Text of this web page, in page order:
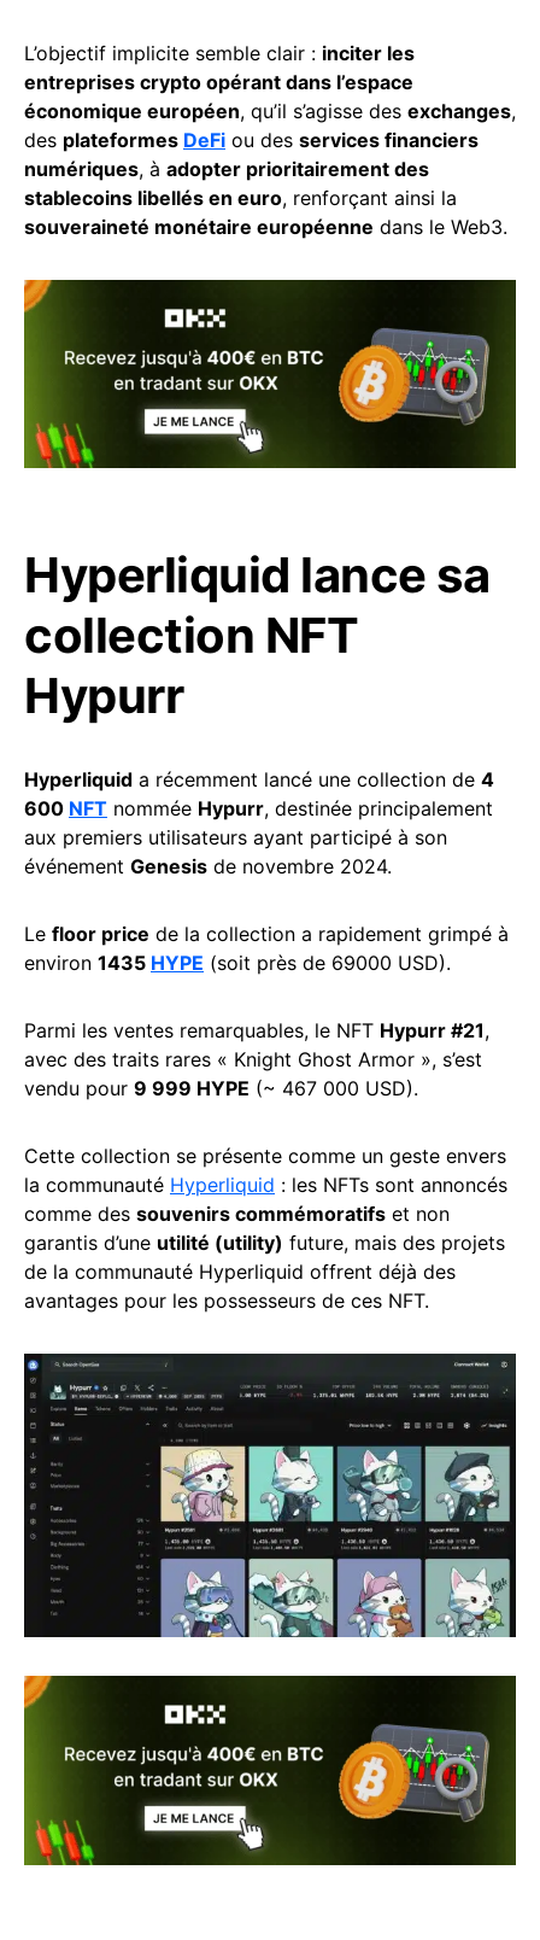
L’objectif implicite semble clair : inciter les
entreprises crypto opérant dans l’espace
économique européen, qu’il s’agisse des exchanges,
des plateformes DeFi ou des services financiers
numériques, à adopter prioritairement des
stablecoins libellés en euro, renforçant ainsi la
souveraineté monétaire européenne dans le Web3.
Hyperliquid lance sa
collection NFT
Hypurr
Hyperliquid a récemment lancé une collection de 4
600 NFT nommée Hypurr, destinée principalement
aux premiers utilisateurs ayant participé à son
événement Genesis de novembre 2024.
Le floor price de la collection a rapidement grimpé à
environ 1435 HYPE (soit près de 69000 USD).
Parmi les ventes remarquables, le NFT Hypurr #21,
avec des traits rares « Knight Ghost Armor », s’est
vendu pour 9 999 HYPE (~ 467 000 USD).
Cette collection se présente comme un geste envers
la communauté Hyperliquid : les NFTs sont annoncés
comme des souvenirs commémoratifs et non
garantis d’une utilité (utility) future, mais des projets
de la communauté Hyperliquid offrent déjà des
avantages pour les possesseurs de ces NFT.